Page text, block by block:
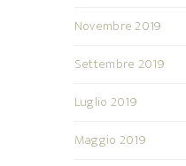
Novembre 2019
Settembre 2019
Luglio 2019
Maggio 2019